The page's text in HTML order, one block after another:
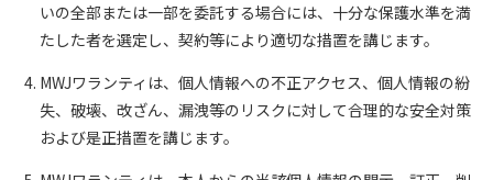
いの全部または一部を委託する場合には、十分な保護水準を満
たした者を選定し、契約等により適切な措置を講じます。
MWJワランティは、個人情報への不正アクセス、個人情報の紛
失、破壊、改ざん、漏洩等のリスクに対して合理的な安全対策
および是正措置を講じます。